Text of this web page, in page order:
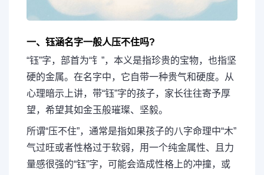
一、钰涵名字一般人压不住吗?
“钰”字，部首为“钅”，本义是指珍贵的宝物，也指坚
硬的金属。在名字中，它自带一种贵气和硬度。从
心理暗示上讲，带“钰”字的孩子，家长往往寄予厚
望，希望其如金玉般璀璨、坚毅。
所谓“压不住”，通常是指如果孩子的八字命理中“木”
气过旺或者性格过于软弱，用一个纯金属性、且力
量感很强的“钰”字，可能会造成性格上的冲撞，或